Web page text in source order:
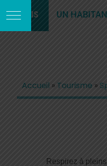
JE SUIS UN
Accueil » Tourisme »
Respirez à